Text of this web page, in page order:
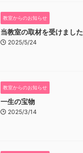
教室からのお知らせ
当教室の取材を受けました
2025/5/24
教室からのお知らせ
一生の宝物
2025/3/14